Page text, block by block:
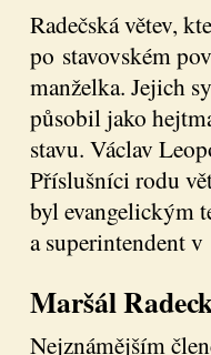
Radečská větev,
po stavovském
manželka. Jejich
působil jako
stavu. Václav
Příslušníci rodu
byl evangelickým
a superintendent
Maršál
Nejznámějším